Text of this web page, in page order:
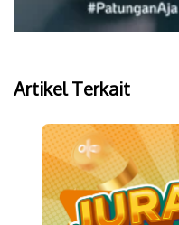
Artikel Terkait